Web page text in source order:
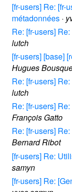
[fr-users] Re: [fr-
métadonnées ·
Re: [fr-users]
lutch
[fr-users] [base]
Hugues
Re: [fr-users]
lutch
Re: [fr-users]
François Gatto
Re: [fr-users]
Bernard Ribot
[fr-users] Re:
samyn
[fr-users] Re: